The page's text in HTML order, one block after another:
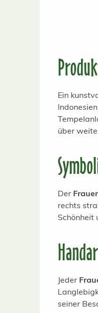
Ein
über
Der
rechts
Schönheit
Jeder
seiner